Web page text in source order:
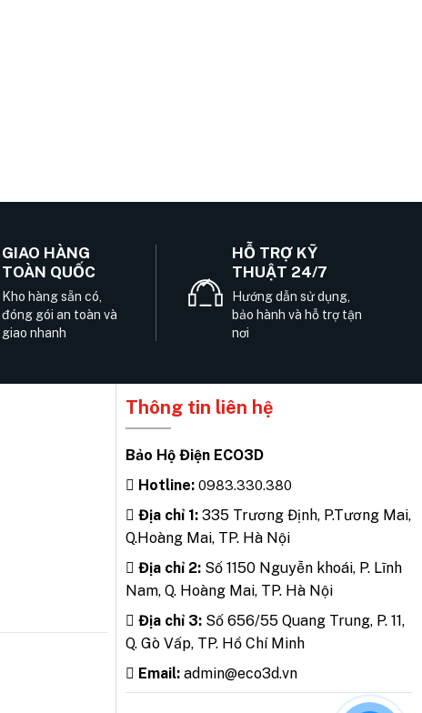
GIAO HÀNG
TOÀN QUỐC
Kho hàng sẵn có,
đóng gói an toàn và
giao nhanh
HỖ TRỢ KỸ
THUẬT 24/7
Hướng dẫn sử dụng,
bảo hành và hỗ trợ tận
nơi
Thông tin liên hệ
Bảo Hộ Điện ECO3D
Hotline: 0983.330.380
Địa chỉ 1: 335 Trương Định, P.Tương Mai,
Q.Hoàng Mai, TP. Hà Nội
Địa chỉ 2: Số 1150 Nguyễn khoái, P. Lĩnh
Nam, Q. Hoàng Mai, TP. Hà Nội
Địa chỉ 3: Số 656/55 Quang Trung, P. 11,
Q. Gò Vấp, TP. Hồ Chí Minh
Email: admin@eco3d.vn